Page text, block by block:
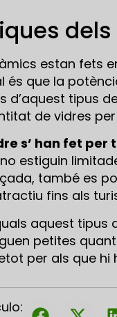
estan fets
és que la
d’aquest tipus
de vidres
s’ han fet
estiguin
també es
fins als
aquest tipus
petites
per als que hi